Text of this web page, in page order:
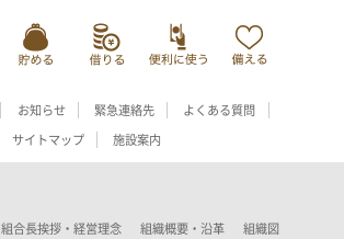
お知らせ 緊急連絡先 よくある質問
サイトマップ 施設案内
組合長挨拶・経営理念 組織概要・沿革 組織図